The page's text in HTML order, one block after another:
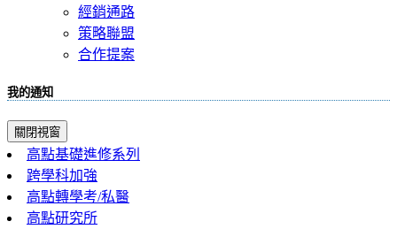
經銷通路
策略聯盟
合作提案
我的通知
關閉視窗
高點基礎進修系列
跨學科加強
高點轉學考/私醫
高點研究所